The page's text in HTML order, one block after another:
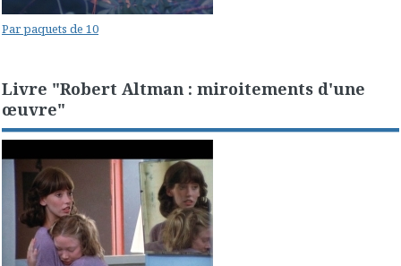
Par paquets de 10
Livre "Robert Altman : miroitements d'une
œuvre"